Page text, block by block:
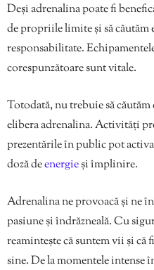
Deși adrenalina poate fi
de propriile limite și să căutăm
responsabilitate.
corespunzătoare sunt vitale.
Totodată, nu trebuie să
elibera adrenalina. Activități
prezentările în public pot
doză deenergieși împlinire.
Adrenalina ne provoacă și ne
pasiune și îndrăzneală. Cu
reamintește că suntem vii și că
sine. De la momentele intense